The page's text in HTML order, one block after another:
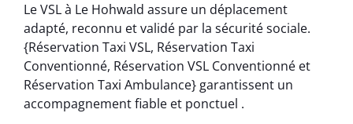
Le VSL à Le Hohwald assure un déplacement
adapté, reconnu et validé par la sécurité sociale.
{Réservation Taxi VSL, Réservation Taxi
Conventionné, Réservation VSL Conventionné et
Réservation Taxi Ambulance} garantissent un
accompagnement fiable et ponctuel .